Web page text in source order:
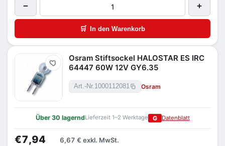
− +
🛒 In den Warenkorb
Merken
Osram Stiftsockel HALOSTAR ES IRC
64447 60W 12V GY6.35
Art.-Nr.1000112081 Osram
Über 30 lagerndLieferzeit 1–2 Werktage G Datenblatt
€7,94 6,67 € exkl. MwSt.